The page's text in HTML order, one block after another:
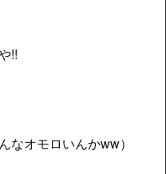
!!
なオモロいんかww）